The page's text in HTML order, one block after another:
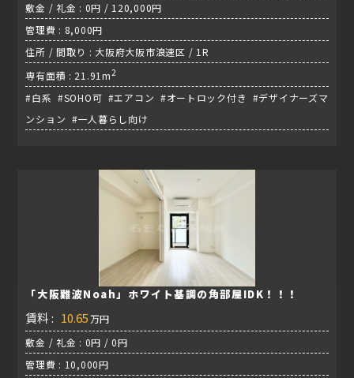
敷金 / 礼金 : 0円 / 120,000円
管理費 : 8,000円
住所 / 間取り : 大阪府大阪市浪速区 / 1R
専有面積 : 21.91m2
#白系 #SOHO可 #エアコン #オートロック付き #デザイナーズマ
ンション #一人暮らし向け
「大阪難波Noah」ホワイト基調の角部屋IDK！！！
賃料 : 10.65 万円
敷金 / 礼金 : 0円 / 0円
管理費 : 10,000円